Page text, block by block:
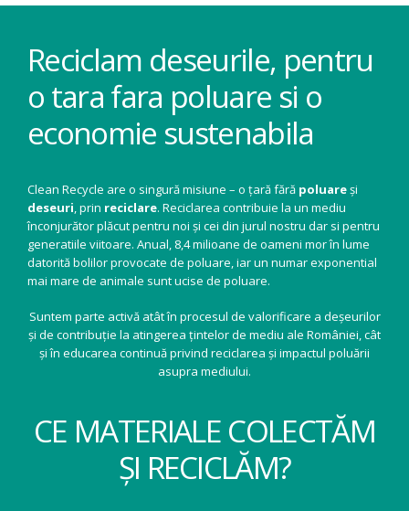
Reciclam deseurile, pentru
o tara fara poluare si o
economie sustenabila
Clean Recycle are o singură misiune – o țară fără poluareși
deseuri, prin reciclare. Reciclarea contribuie la un mediu
înconjurător plăcut pentru noi și cei din jurul nostru dar si pentru
generatiile viitoare. Anual, 8,4 milioane de oameni mor în lume
datorită bolilor provocate de poluare, iar un numar exponential
mai mare de animale sunt ucise de poluare.
Suntem parte activă atât în procesul de valorificare a deșeurilor
și de contribuție la atingerea țintelor de mediu ale României, cât
și în educarea continuă privind reciclarea și impactul poluării
asupra mediului.
CE MATERIALE COLECTĂM
ȘI RECICLĂM?